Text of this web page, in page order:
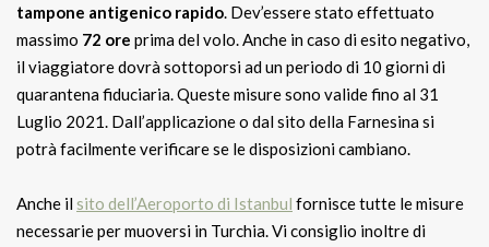
tampone antigenico rapido. Dev’essere stato effettuato
massimo 72 ore prima del volo. Anche in caso di esito negativo,
il viaggiatore dovrà sottoporsi ad un periodo di 10 giorni di
quarantena fiduciaria. Queste misure sono valide fino al 31
Luglio 2021. Dall’applicazione o dal sito della Farnesina si
potrà facilmente verificare se le disposizioni cambiano.
Anche ilsito dell’Aeroporto di Istanbul fornisce tutte le misure
necessarie per muoversi in Turchia. Vi consiglio inoltre di